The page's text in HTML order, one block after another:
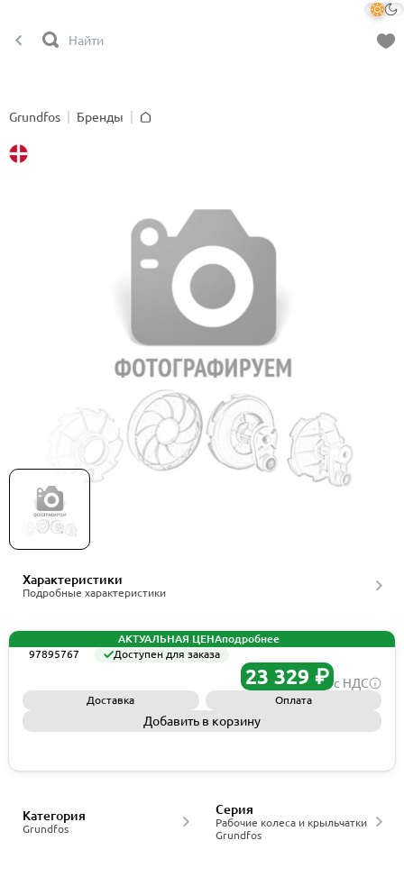
Grundfos
Бренды
Рабочее колесо Grundfos Spare, Impeller 65-
125/130 CI trim, артикул 97895767
Характеристики
Подробные характеристики
АКТУАЛЬНАЯ ЦЕНАподробнее
97895767
Доступен для заказа
23 329 ₽ с НДС
Доставка Оплата
Добавить в корзину
Grundfos
Категория
Рабочие колеса и крыльчатки
Grundfos
Серия